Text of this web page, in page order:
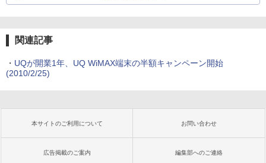
関連記事
・ UQが開業1年、UQ WiMAX端末の半額キャンペーン開始
(2010/2/25)
本サイトのご利用について お問い合わせ
広告掲載のご案内 編集部へのご連絡